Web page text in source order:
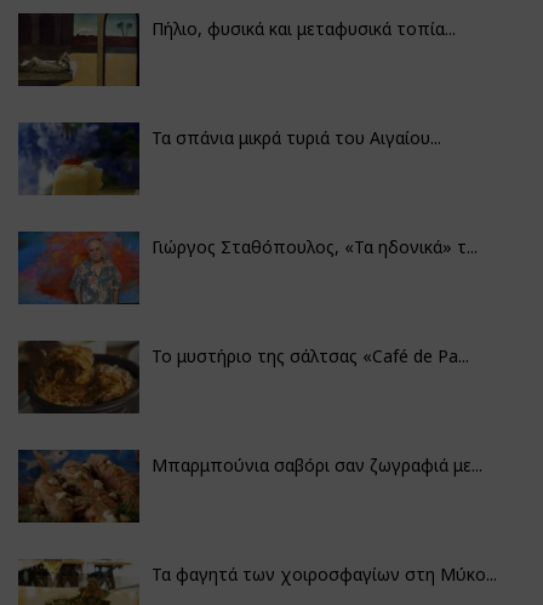
Πήλιο, φυσικά και μεταφυσικά τοπία...
Τα σπάνια μικρά τυριά του Αιγαίου...
Γιώργος Σταθόπουλος, «Τα ηδονικά» τ...
Το μυστήριο της σάλτσας «Café de Pa...
Μπαρμπούνια σαβόρι σαν ζωγραφιά με...
Τα φαγητά των χοιροσφαγίων στη Μύκο...